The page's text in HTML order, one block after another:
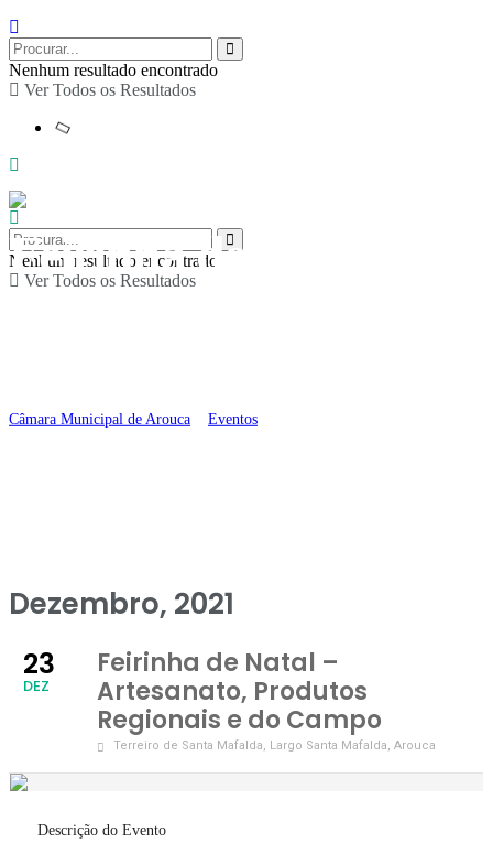
Nenhum resultado encontrado
Ver Todos os Resultados
Nenhum resultado encontrado
Ver Todos os Resultados
Feirinha de Natal –
Câmara Municipal de Arouca Eventos
Dezembro, 2021
23
DEZ
Feirinha de Natal –
Artesanato, Produtos
Regionais e do Campo
Terreiro de Santa Mafalda, Largo Santa Mafalda, Arouca
Descrição do Evento